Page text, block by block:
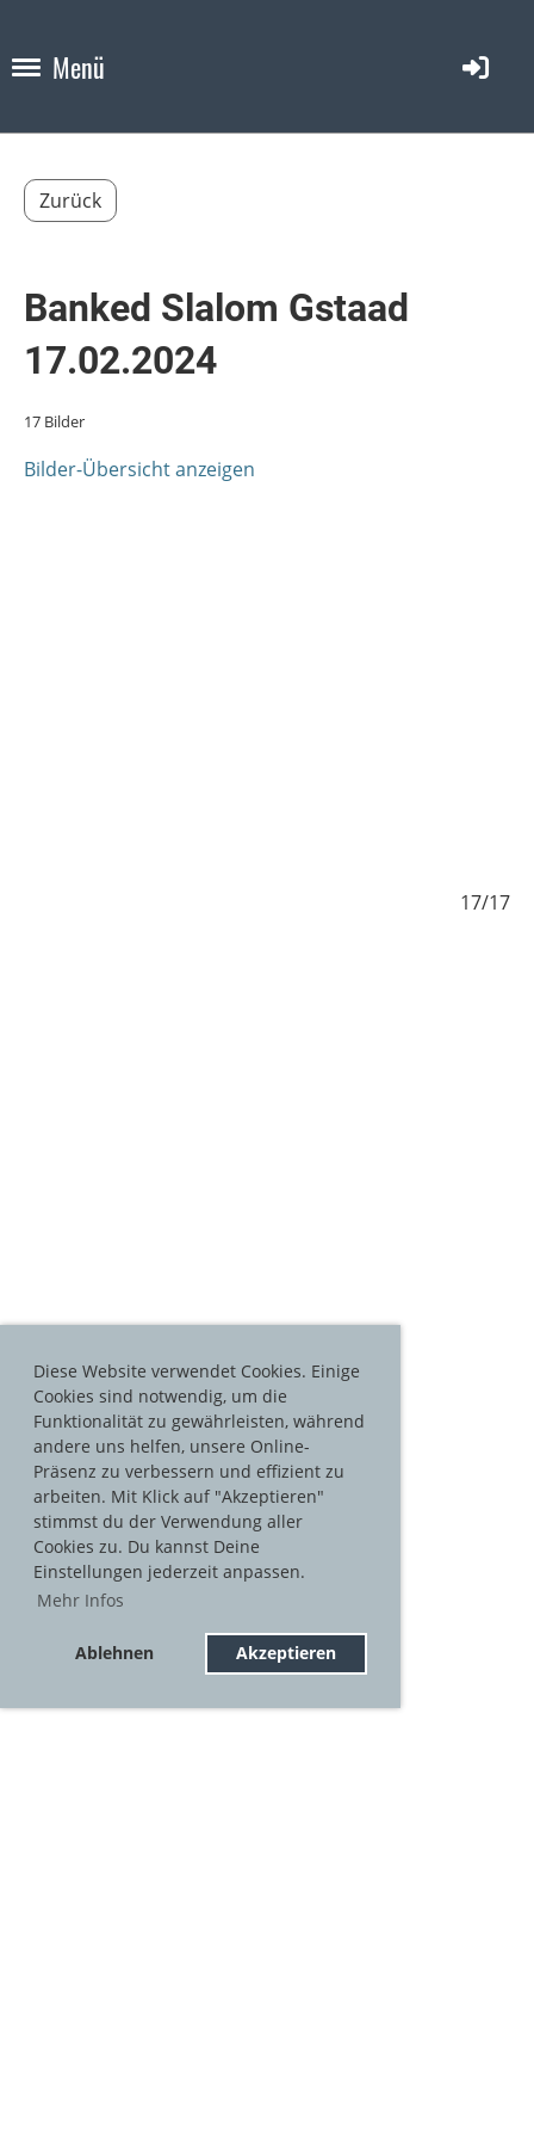
Diese Website verwendet Cookies. Einige
Cookies sind notwendig, um die
Funktionalität zu gewährleisten, während
andere uns helfen, unsere Online-
Präsenz zu verbessern und effizient zu
arbeiten. Mit Klick auf "Akzeptieren"
stimmst du der Verwendung aller
Cookies zu. Du kannst Deine
Einstellungen jederzeit anpassen.
Mehr Infos
Ablehnen Akzeptieren
Menü
Zurück
Banked Slalom Gstaad
17.02.2024
17 Bilder
Bilder-Übersicht anzeigen
17/17